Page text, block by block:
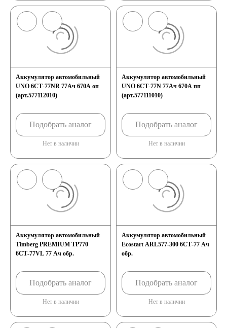
Аккумулятор автомобильный
UNO 6СТ-77NR 77Ач 670А оп
(арт.577112010)
Подобрать аналог
Нет в наличии
Аккумулятор автомобильный
UNO 6СТ-77N 77Ач 670А пп
(арт.577111010)
Подобрать аналог
Нет в наличии
Аккумулятор автомобильный
Timberg PREMIUM TP770
6СТ-77VL 77 Ач обр.
Подобрать аналог
Нет в наличии
Аккумулятор автомобильный
Ecostart ARL577-300 6СТ-77 Ач
обр.
Подобрать аналог
Нет в наличии